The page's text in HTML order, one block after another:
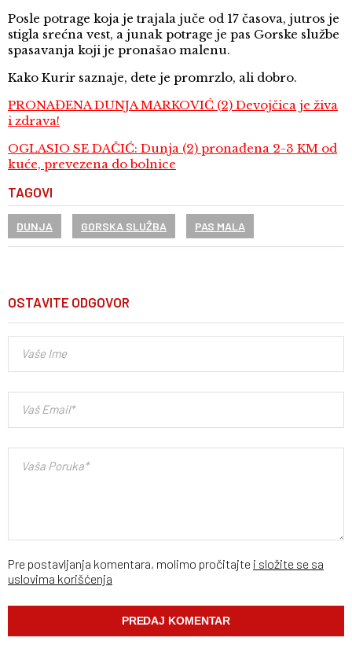
Posle potrage koja je trajala juče od 17 časova, jutros je
stigla srećna vest, a junak potrage je pas Gorske službe
spasavanja koji je pronašao malenu.
Kako Kurir saznaje, dete je promrzlo, ali dobro.
PRONAĐENA DUNJA MARKOVIĆ (2) Devojčica je živa
i zdrava!
OGLASIO SE DAČIĆ: Dunja (2) pronađena 2-3 KM od
kuće, prevezena do bolnice
TAGOVI
DUNJA GORSKA SLUŽBA PAS MALA
OSTAVITE ODGOVOR
Pre postavljanja komentara, molimo pročitajte i složite se sa
uslovima korišćenja